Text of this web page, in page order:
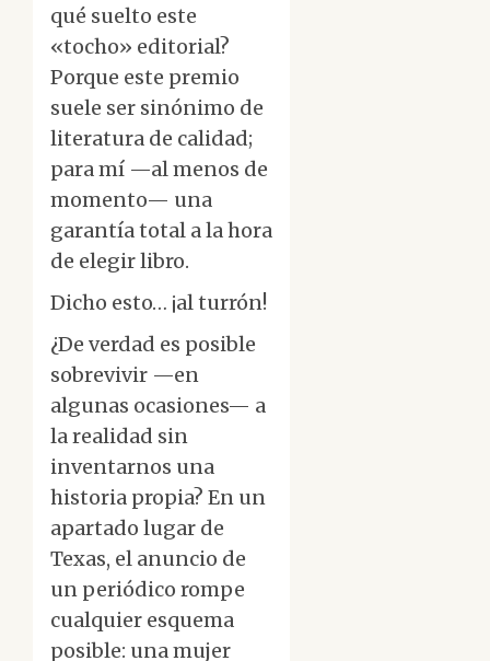
qué suelto este
«tocho» editorial?
Porque este premio
suele ser sinónimo de
literatura de calidad;
para mí —al menos de
momento— una
garantía total a la hora
de elegir libro.
Dicho esto… ¡al turrón!
¿De verdad es posible
sobrevivir —en
algunas ocasiones— a
la realidad sin
inventarnos una
historia propia? En un
apartado lugar de
Texas, el anuncio de
un periódico rompe
cualquier esquema
posible: una mujer